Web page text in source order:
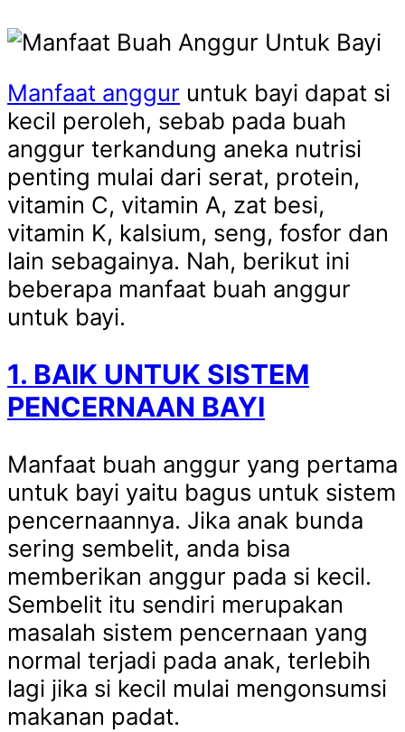
Manfaat anggur untuk bayi dapat si
kecil peroleh, sebab pada buah
anggur terkandung aneka nutrisi
penting mulai dari serat, protein,
vitamin C, vitamin A, zat besi,
vitamin K, kalsium, seng, fosfor dan
lain sebagainya. Nah, berikut ini
beberapa manfaat buah anggur
untuk bayi.
1. BAIK UNTUK SISTEM
PENCERNAAN BAYI
Manfaat buah anggur yang pertama
untuk bayi yaitu bagus untuk sistem
pencernaannya. Jika anak bunda
sering sembelit, anda bisa
memberikan anggur pada si kecil.
Sembelit itu sendiri merupakan
masalah sistem pencernaan yang
normal terjadi pada anak, terlebih
lagi jika si kecil mulai mengonsumsi
makanan padat.